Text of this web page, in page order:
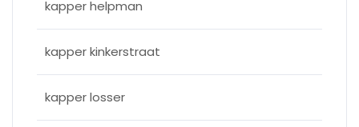
kapper helpman
kapper kinkerstraat
kapper losser